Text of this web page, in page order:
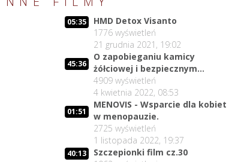
05:35
HMD Detox Visanto
1776 wyświetleń
21 grudnia 2021, 19:02
45:36
O zapobieganiu kamicy
żółciowej i bezpiecznym
rozpuszczaniu kamieni
żółciowych
4909 wyświetleń
4 kwietnia 2022, 08:53
01:51
MENOVIS - Wsparcie dla kobiet
w menopauzie.
2725 wyświetleń
1 listopada 2022, 19:37
40:13
Szczepionki film cz.30